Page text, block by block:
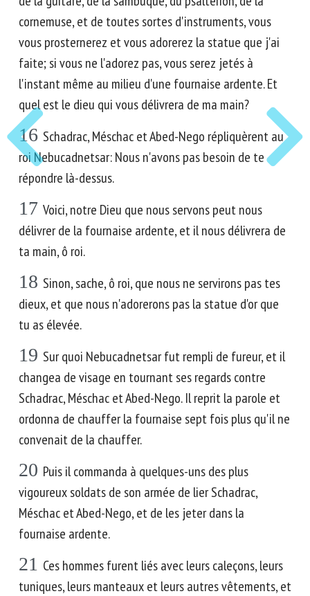
cornemuse, et de toutes sortes d'instruments, vous
vous prosternerez et vous adorerez la statue que j'ai
faite; si vous ne l'adorez pas, vous serez jetés à
l'instant même au milieu d'une fournaise ardente. Et
quel est le dieu qui vous délivrera de ma main?
16 Schadrac, Méschac et Abed-Nego répliquèrent au
roi Nebucadnetsar: Nous n'avons pas besoin de te
répondre là-dessus.
17 Voici, notre Dieu que nous servons peut nous
délivrer de la fournaise ardente, et il nous délivrera de
ta main, ô roi.
18 Sinon, sache, ô roi, que nous ne servirons pas tes
dieux, et que nous n'adorerons pas la statue d'or que
tu as élevée.
19 Sur quoi Nebucadnetsar fut rempli de fureur, et il
changea de visage en tournant ses regards contre
Schadrac, Méschac et Abed-Nego. Il reprit la parole et
ordonna de chauffer la fournaise sept fois plus qu'il ne
convenait de la chauffer.
20 Puis il commanda à quelques-uns des plus
vigoureux soldats de son armée de lier Schadrac,
Méschac et Abed-Nego, et de les jeter dans la
fournaise ardente.
21 Ces hommes furent liés avec leurs caleçons, leurs
tuniques, leurs manteaux et leurs autres vêtements, et